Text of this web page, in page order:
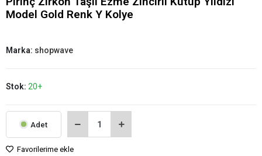
Model Gold Renk Y Kolye
Marka: shopwave
Stok: 20+
Adet
Favorilerime ekle